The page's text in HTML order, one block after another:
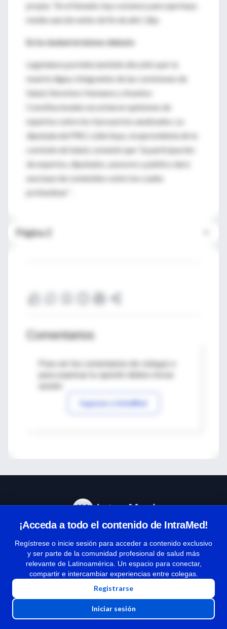
propia. “En el Senado, hay consenso para que haya
media sanción antes de fin de año”, dijo.
En la ciudad el mismo debate
Legislatura porteña también discutió ayer la
muerte digna. Integrantes de las comisiones de
Salud, Derechos Humanos y Asuntos
Constitucionales escucharon opiniones de
expertos sobre los 4 proyectos analizados. La
diputada del PRO, Lidia Saya, vicepresidenta de la
comisión de Salud, comentó que “la participación
de expertos, diputados, asesores y público dará
una base de contenidos sobre los cuales
profundizar” .
Página 2
Comentarios
Para ver los comentarios de colegas o
Ingresar a IntraMed
¡Acceda a todo el contenido de IntraMed!
Regístrese o inicie sesión para acceder a contenido exclusivo
y ser parte de la comunidad profesional de salud más
relevante de Latinoamérica. Un espacio para conectar,
compartir e intercambiar experiencias entre colegas.
Registrarse
Iniciar sesión
Términos y condiciones
| Políticas de privacidad
| Todos los derechos reservados | Copyright 1997-2026